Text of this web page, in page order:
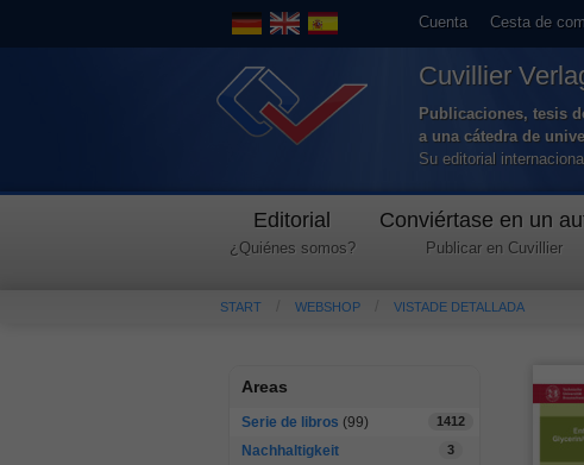
Cuenta Cesta de
Cuvillier
Publicaciones, tesis
a una cátedra de
Su editorial
Editorial
¿Quiénes somos?
Conviértase en un
Publicar en Cuvillier
START WEBSHOP VISTADE DETALLADA
Areas
Serie de libros (99) 1412
Nachhaltigkeit 3